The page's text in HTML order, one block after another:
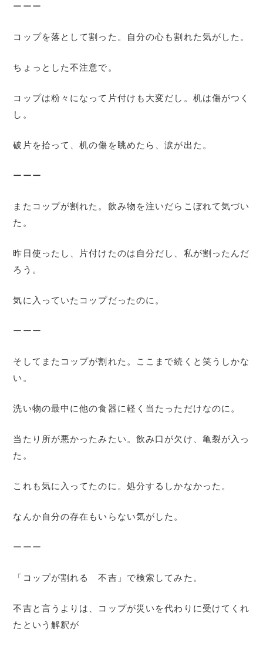
ーーー
コップを落として割った。自分の心も割れた気がした。
ちょっとした不注意で。
コップは粉々になって片付けも大変だし。机は傷がつく
し。
破片を拾って、机の傷を眺めたら、涙が出た。
ーーー
またコップが割れた。飲み物を注いだらこぼれて気づい
た。
昨日使ったし、片付けたのは自分だし、私が割ったんだ
ろう。
気に入っていたコップだったのに。
ーーー
そしてまたコップが割れた。ここまで続くと笑うしかな
い。
洗い物の最中に他の食器に軽く当たっただけなのに。
当たり所が悪かったみたい。飲み口が欠け、亀裂が入っ
た。
これも気に入ってたのに。処分するしかなかった。
なんか自分の存在もいらない気がした。
ーーー
「コップが割れる 不吉」で検索してみた。
不吉と言うよりは、コップが災いを代わりに受けてくれ
たという解釈が